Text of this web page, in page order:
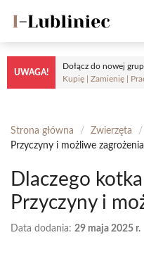
treści
UWAGA!
Dołącz do nowej
Kupię | Zamienię |
Strona główna / Zwierzęta /
Przyczyny i możliwe zagrożenia
Dlaczego
Przyczyny i
Data dodania: 29 maja 2025 r.